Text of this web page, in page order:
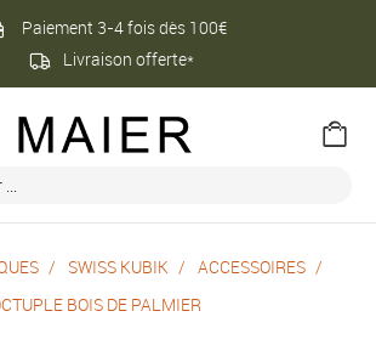
Paiement 3-4 fois dès 100€
Livraison offerte*
SWISS KUBIK
ACCESSOIRES
BOIS DE PALMIER